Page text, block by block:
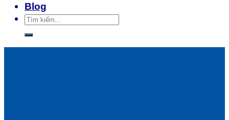
Blog